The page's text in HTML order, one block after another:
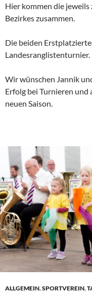
Hier kommen die jeweils
Bezirkes zusammen.
Die beiden
Landesranglistenturnier.
Wir wünschen Jannik
Erfolg bei Turnieren und
neuen Saison.
ALLGEMEIN,SPORTVEREIN,